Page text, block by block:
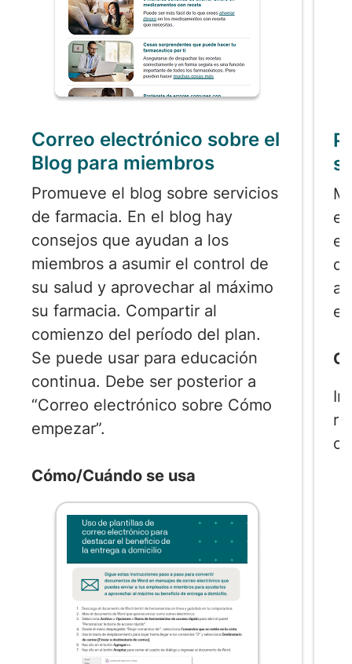
Correo electrónico sobre el
Blog para miembros
Promueve el blog sobre servicios
de farmacia. En el blog hay
consejos que ayudan a los
miembros a asumir el control de
su salud y aprovechar al máximo
su farmacia. Compartir al
comienzo del período del plan.
Se puede usar para educación
continua. Debe ser posterior a
“Correo electrónico sobre Cómo
empezar”.
Cómo/Cuándo se usa